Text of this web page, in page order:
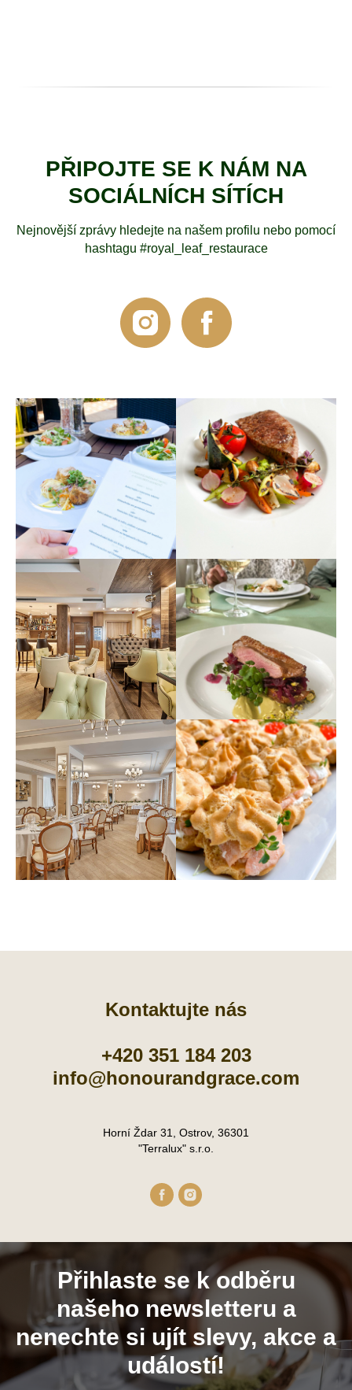
PŘIPOJTE SE K NÁM NA
SOCIÁLNÍCH SÍTÍCH
Nejnovější zprávy hledejte na našem profilu nebo pomocí
hashtagu #royal_leaf_restaurace
Kontaktujte nás
+420 351 184 203
info@honourandgrace.com
Horní Ždar 31, Ostrov, 36301
"Terralux" s.r.o.
Přihlaste se k odběru
našeho newsletteru a
nenechte si ujít slevy, akce a
událostí!